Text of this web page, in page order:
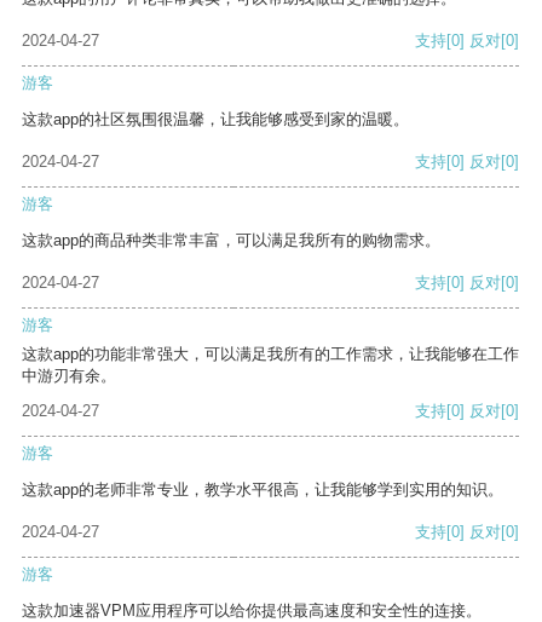
2024-04-27 支持[0] 反对[0]
游客
这款app的社区氛围很温馨，让我能够感受到家的温暖。
2024-04-27 支持[0] 反对[0]
游客
这款app的商品种类非常丰富，可以满足我所有的购物需求。
2024-04-27 支持[0] 反对[0]
游客
这款app的功能非常强大，可以满足我所有的工作需求，让我能够在工作
中游刃有余。
2024-04-27
支持[0] 反对[0]
游客
这款app的老师非常专业，教学水平很高，让我能够学到实用的知识。
2024-04-27 支持[0] 反对[0]
游客
这款加速器VPM应用程序可以给你提供最高速度和安全性的连接。